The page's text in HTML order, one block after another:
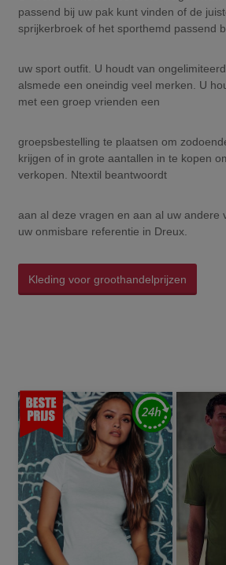
passend bij uw pak kunt vinden of de
sprijkerbroek of het sporthemd passend
uw sport outfit. U houdt van
alsmede een oneindig veel merken. U
met een groep vrienden een
groepsbestelling te plaatsen om
krijgen of in grote aantallen in te kopen
verkopen. Ntextil beantwoordt
aan al deze vragen en aan al uw andere
uw onmisbare referentie in Dreux.
Kleding voor groothandelprijzen